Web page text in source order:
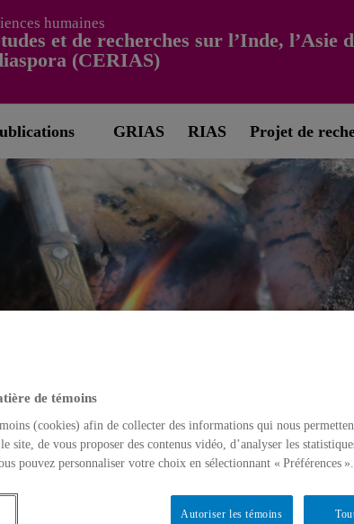
humaines
et de recherches sur l’Inde, l’Asie
(CERIAS)
GRIAS RIAS Projet de
de témoins
(cookies) afin de collecter des informations qui nous
site, de vous proposer des contenus vidéo, d’analyser les
pouvez personnaliser votre choix en sélectionnant « Préférences ».
Autoriser les témoins